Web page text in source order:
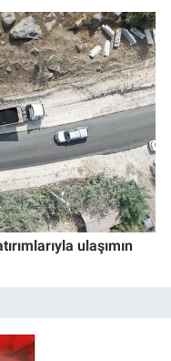
ulaşımın